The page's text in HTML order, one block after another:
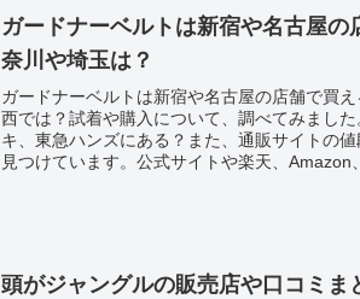
ガードナーベルトは新宿や名古屋の
奈川や埼玉は？
ガードナーベルトは新宿や名古屋の店舗で買
西では？試着や購入について、調べてみまし
キ、東急ハンズにある？また、通販サイトの
見つけています。公式サイトや楽天、Amazon
頭がジャングルの販売店や口コミま